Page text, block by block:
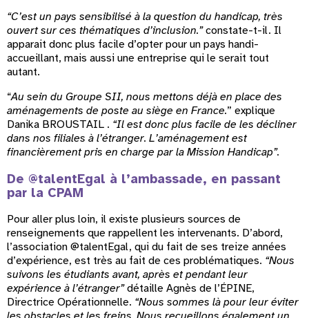
“C’est un pays sensibilisé à la question du handicap, très
ouvert sur ces thématiques d’inclusion.”constate-t-il. Il
apparait donc plus facile d’opter pour un pays handi-
accueillant, mais aussi une entreprise qui le serait tout
autant.
“Au sein du Groupe SII, nous mettons déjà en place des
aménagements de poste au siège en France.” explique
Danika BROUSTAIL . “Il est donc plus facile de les décliner
dans nos filiales à l’étranger. L’aménagement est
financièrement pris en charge par la Mission Handicap”.
De @talentEgal à l’ambassade, en passant
par la CPAM
Pour aller plus loin, il existe plusieurs sources de
renseignements que rappellent les intervenants. D’abord,
l’association @talentEgal, qui du fait de ses treize années
d’expérience, est très au fait de ces problématiques. “Nous
suivons les étudiants avant, après et pendant leur
expérience à l’étranger”détaille Agnès de l’ÉPINE,
Directrice Opérationnelle. “Nous sommes là pour leur éviter